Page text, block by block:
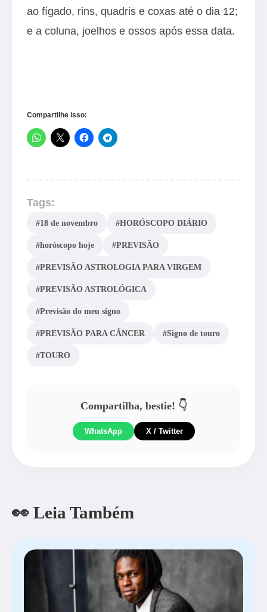
ao fígado, rins, quadris e coxas até o dia 12;
e a coluna, joelhos e ossos após essa data.
Compartilhe isso:
Tags:
#18 de novembro #HORÓSCOPO DIÁRIO
#horóscopo hoje #PREVISÃO
#PREVISÃO ASTROLOGIA PARA VIRGEM
#PREVISÃO ASTROLÓGICA
#Previsão do meu signo
#PREVISÃO PARA CÂNCER #Signo de touro
#TOURO
Compartilha, bestie! 👇
WhatsApp X / Twitter
👀 Leia Também